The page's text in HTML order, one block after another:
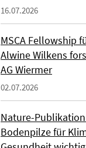
16.07.2026
MSCA Fellowship
Alwine Wilkens
AG Wiermer
02.07.2026
Nature-
Bodenpilze für